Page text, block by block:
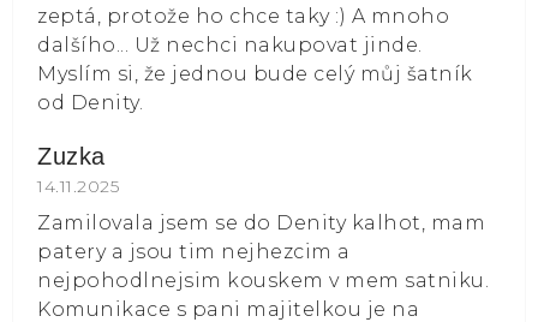
zeptá, protože ho chce taky :) A mnoho
dalšího... Už nechci nakupovat jinde.
Myslím si, že jednou bude celý můj šatník
od Denity.
Zuzka
Hodnocení obchodu je 5 z 5 hvězdiček.
14.11.2025
Zamilovala jsem se do Denity kalhot, mam
patery a jsou tim nejhezcim a
nejpohodlnejsim kouskem v mem satniku.
Komunikace s pani majitelkou je na